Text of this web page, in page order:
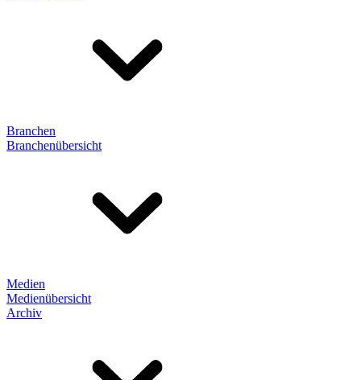
Branchen
Branchenübersicht
Medien
Medienübersicht
Archiv